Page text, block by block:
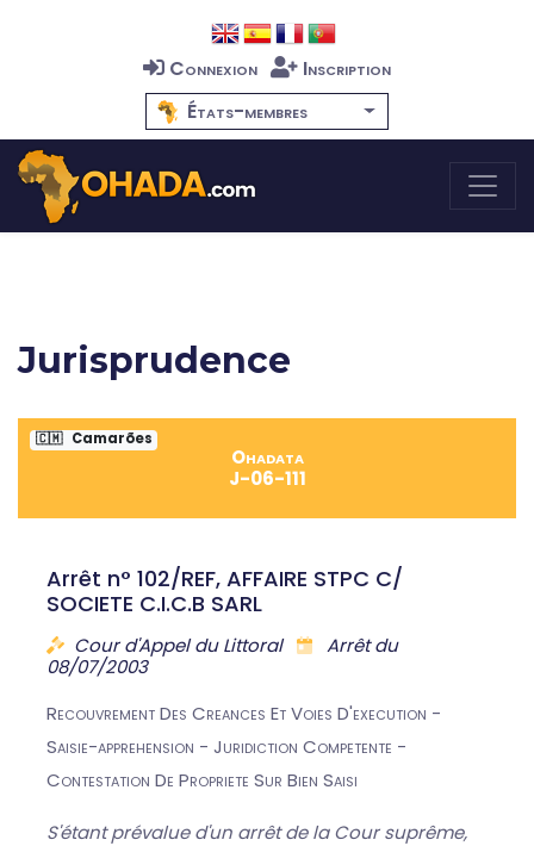
Connexion
Inscription
États-membres
Jurisprudence
🇨🇲 Camarões
Ohadata
J-06-111
Arrêt n° 102/REF, AFFAIRE STPC C/
SOCIETE C.I.C.B SARL
Cour d'Appel du Littoral
Arrêt du
08/07/2003
Recouvrement Des Creances Et Voies D'execution -
Saisie-apprehension - Juridiction Competente -
Contestation De Propriete Sur Bien Saisi
S'étant prévalue d'un arrêt de la Cour suprême,